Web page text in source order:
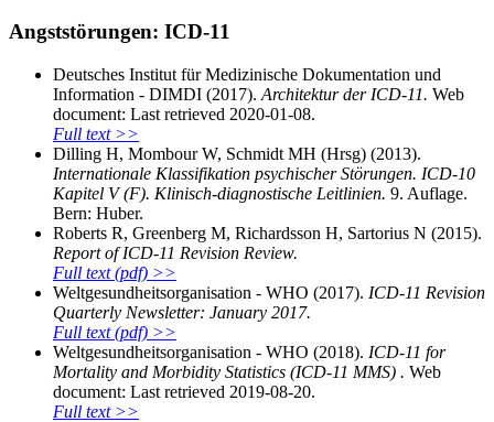
Angststörungen: ICD-11
Deutsches Institut für Medizinische Dokumentation und
Information - DIMDI (2017). Architektur der ICD-11. Web
document: Last retrieved 2020-01-08.
Full text >>
Dilling H, Mombour W, Schmidt MH (Hrsg) (2013).
Internationale Klassifikation psychischer Störungen. ICD-10
Kapitel V (F). Klinisch-diagnostische Leitlinien. 9. Auflage.
Bern: Huber.
Roberts R, Greenberg M, Richardsson H, Sartorius N (2015).
Report of ICD-11 Revision Review.
Full text (pdf) >>
Weltgesundheitsorganisation - WHO (2017). ICD-11 Revision
Quarterly Newsletter: January 2017.
Full text (pdf) >>
Weltgesundheitsorganisation - WHO (2018). ICD-11 for
Mortality and Morbidity Statistics (ICD-11 MMS) . Web
document: Last retrieved 2019-08-20.
Full text >>